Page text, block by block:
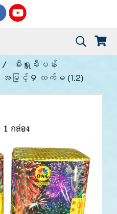
မီးရှူးမီးပန်း
အမြင့် 9 လက်မ (1.2)